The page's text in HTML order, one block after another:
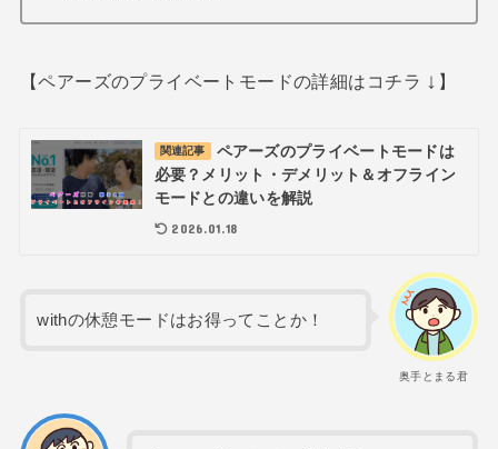
【ペアーズのプライベートモードの詳細はコチラ ↓ 】
関連記事
ペアーズのプライベートモードは
必要？メリット・デメリット＆オフライン
モードとの違いを解説
2026.01.18
奥手とまる君
withの休憩モードはお得ってことか！